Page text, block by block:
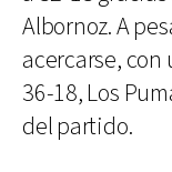
Albornoz. A
acercarse,
36-18, Los
del partido.